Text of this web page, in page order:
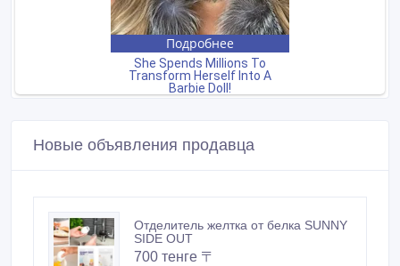
Новые объявления продавца
Отделитель желтка от белка SUNNY
SIDE OUT
700 тенге 〒